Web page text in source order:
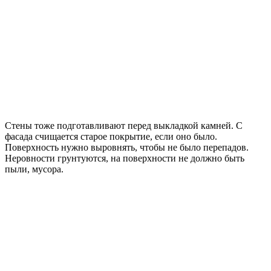
Стены тоже подготавливают перед выкладкой камней. С
фасада счищается старое покрытие, если оно было.
Поверхность нужно выровнять, чтобы не было перепадов.
Неровности грунтуются, на поверхности не должно быть
пыли, мусора.